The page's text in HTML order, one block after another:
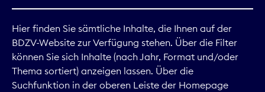
Digitales
Kommunikation
Hier finden Sie sämtliche Inhalte, die Ihnen auf der
BDZV-Website zur Verfügung stehen. Über die Filter
können Sie sich Inhalte (nach Jahr, Format und/oder
Thema sortiert) anzeigen lassen. Über die
Suchfunktion in der oberen Leiste der Homepage